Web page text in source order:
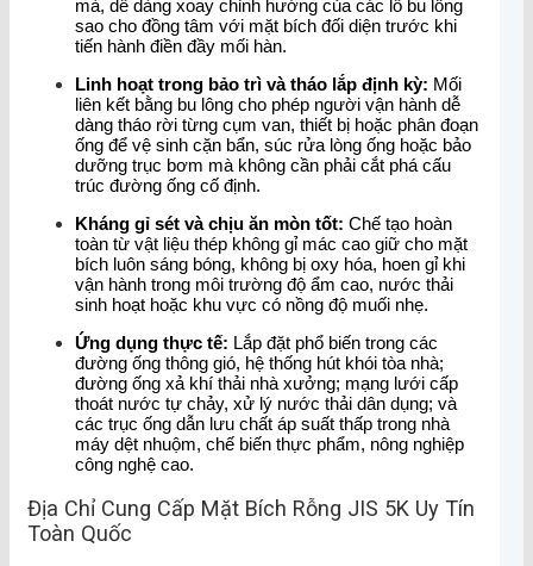
mà, dễ dàng xoay chỉnh hướng của các lỗ bu lông
sao cho đồng tâm với mặt bích đối diện trước khi
tiến hành điền đầy mối hàn.
Linh hoạt trong bảo trì và tháo lắp định kỳ: Mối
liên kết bằng bu lông cho phép người vận hành dễ
dàng tháo rời từng cụm van, thiết bị hoặc phân đoạn
ống để vệ sinh cặn bẩn, súc rửa lòng ống hoặc bảo
dưỡng trục bơm mà không cần phải cắt phá cấu
trúc đường ống cố định.
Kháng gỉ sét và chịu ăn mòn tốt: Chế tạo hoàn
toàn từ vật liệu thép không gỉ mác cao giữ cho mặt
bích luôn sáng bóng, không bị oxy hóa, hoen gỉ khi
vận hành trong môi trường độ ẩm cao, nước thải
sinh hoạt hoặc khu vực có nồng độ muối nhẹ.
Ứng dụng thực tế: Lắp đặt phổ biến trong các
đường ống thông gió, hệ thống hút khói tòa nhà;
đường ống xả khí thải nhà xưởng; mạng lưới cấp
thoát nước tự chảy, xử lý nước thải dân dụng; và
các trục ống dẫn lưu chất áp suất thấp trong nhà
máy dệt nhuộm, chế biến thực phẩm, nông nghiệp
công nghệ cao.
Địa Chỉ Cung Cấp Mặt Bích Rỗng JIS 5K Uy Tín
Toàn Quốc